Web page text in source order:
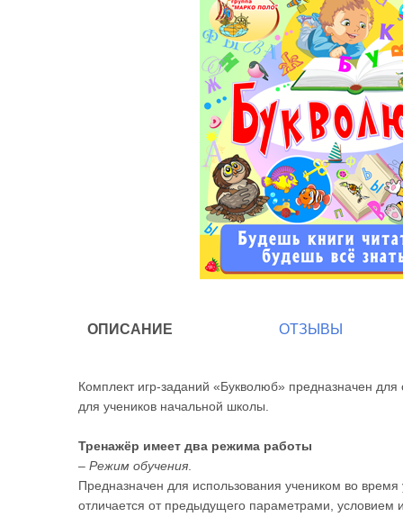
ОПИСАНИЕ ОТЗЫВЫ
Комплект игр-заданий «Букволюб» предназначен
для учеников начальной школы.
Тренажёр имеет два режима работы
– Режим обучения
Предназначен для использования учеником во
отличается от предыдущего параметрами, условием